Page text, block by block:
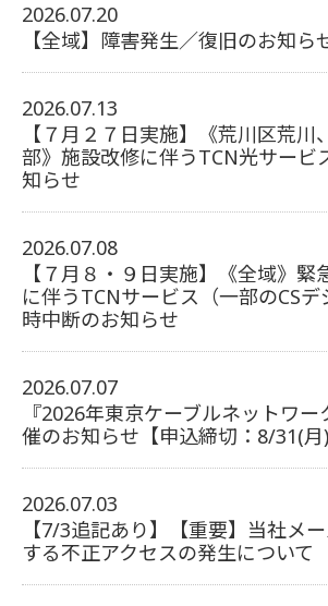
2026.07.20
【全域】障害発生／復旧のお知ら
2026.07.13
【７月２７日実施】《荒川区荒川
部》施設改修に伴うTCN光サービ
知らせ
2026.07.08
【７月８・９日実施】《全域》緊
に伴うTCNサービス（一部のCS
時中断のお知らせ
2026.07.07
『2026年東京ケーブルネットワー
催のお知らせ【申込締切：8/31(月)
2026.07.03
【7/3追記あり】【重要】当社メ
する不正アクセスの発生について